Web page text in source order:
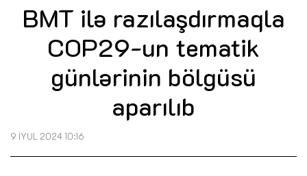
BMT ilə razılaşdırmaqla
COP29-un tematik
günlərinin bölgüsü
aparılıb
9 İYUL 2024 10:16